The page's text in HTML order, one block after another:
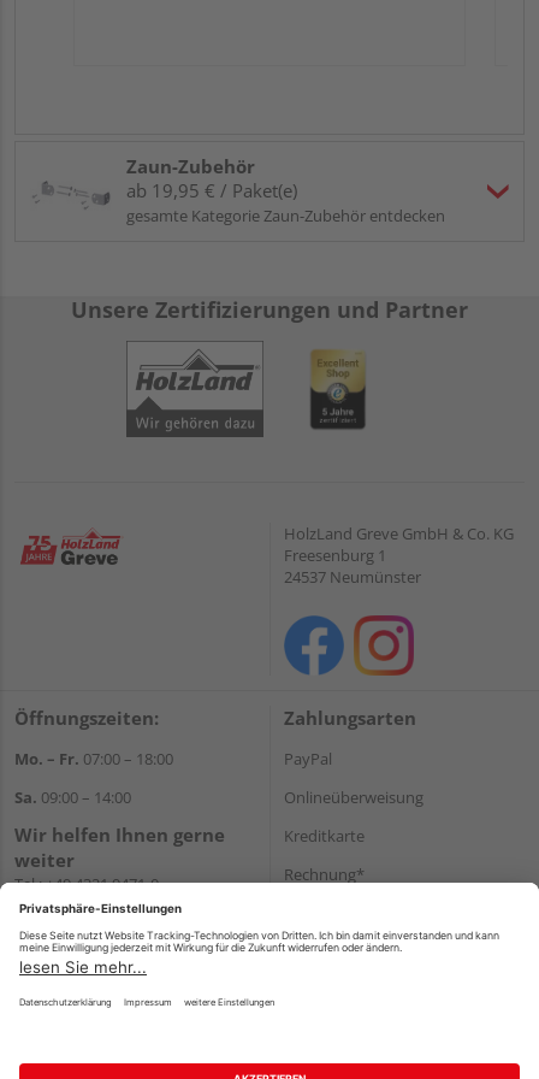
Zaun-Zubehör
ab 19,95 € / Paket(e)
gesamte Kategorie Zaun-Zubehör entdecken
Unsere Zertifizierungen und Partner
HolzLand Greve GmbH & Co. KG
Freesenburg 1
24537 Neumünster
Öffnungszeiten:
Mo. – Fr. 07:00 – 18:00
Sa. 09:00 – 14:00
Wir helfen Ihnen gerne
weiter
Tel.:+49 4321 9471-0
E-Mail:shop@holzland-greve.de
Zahlungsarten
PayPal
Onlineüberweisung
Kreditkarte
Rechnung*
Versand
Impressum AGB Widerruf Datenschutz